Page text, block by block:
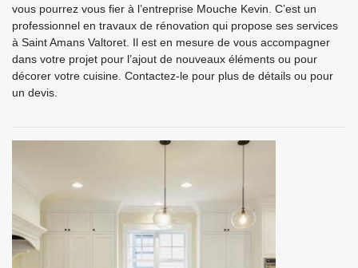
vous pourrez vous fier à l’entreprise Mouche Kevin. C’est un
professionnel en travaux de rénovation qui propose ses services
à Saint Amans Valtoret. Il est en mesure de vous accompagner
dans votre projet pour l’ajout de nouveaux éléments ou pour
décorer votre cuisine. Contactez-le pour plus de détails ou pour
un devis.